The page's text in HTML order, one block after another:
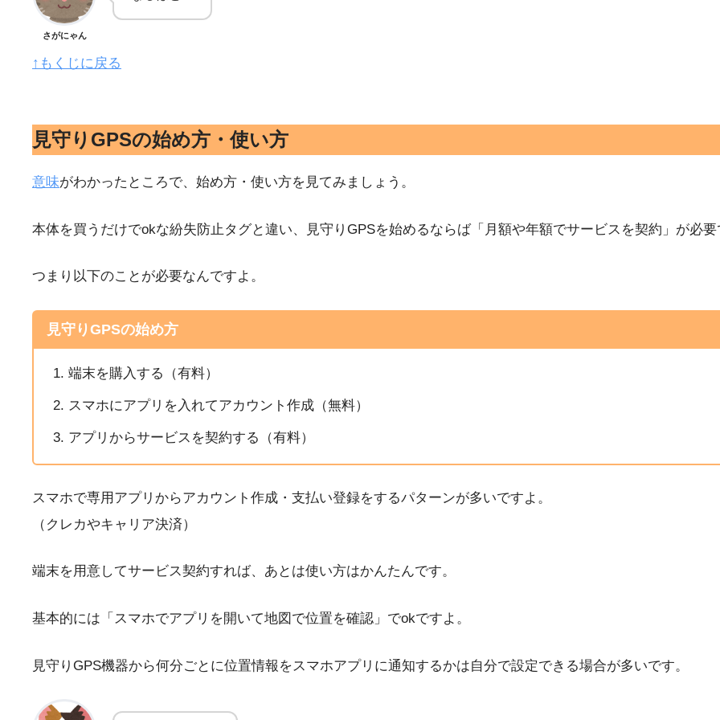
さがにゃん
↑もくじに戻る
見守りGPSの始め方・使い方
意味がわかったところで、始め方・使い方を見てみましょう。
本体を買うだけでokな紛失防止タグと違い、見守りGPSを始めるならば「月額や年額でサービスを契約」が必
つまり以下のことが必要なんですよ。
見守りGPSの始め方
端末を購入する（有料）
スマホにアプリを入れてアカウント作成（無料）
アプリからサービスを契約する（有料）
スマホで専用アプリからアカウント作成・支払い登録をするパターンが多いですよ。
（クレカやキャリア決済）
端末を用意してサービス契約すれば、あとは使い方はかんたんです。
基本的には「スマホでアプリを開いて地図で位置を確認」でokですよ。
見守りGPS機器から何分ごとに位置情報をスマホアプリに通知するかは自分で設定できる場合が多いです。